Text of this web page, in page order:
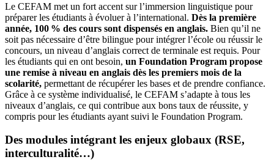
Le CEFAM met un fort accent sur l’immersion linguistique pour
préparer les étudiants à évoluer à l’international. Dès la première
année, 100 % des cours sont dispensés en anglais. Bien qu’il ne
soit pas nécessaire d’être bilingue pour intégrer l’école ou réussir le
concours, un niveau d’anglais correct de terminale est requis. Pour
les étudiants qui en ont besoin, un Foundation Program propose
une remise à niveau en anglais dès les premiers mois de la
scolarité, permettant de récupérer les bases et de prendre confiance.
Grâce à ce système individualisé, le CEFAM s’adapte à tous les
niveaux d’anglais, ce qui contribue aux bons taux de réussite, y
compris pour les étudiants ayant suivi le Foundation Program.
Des modules intégrant les enjeux globaux (RSE,
interculturalité…)